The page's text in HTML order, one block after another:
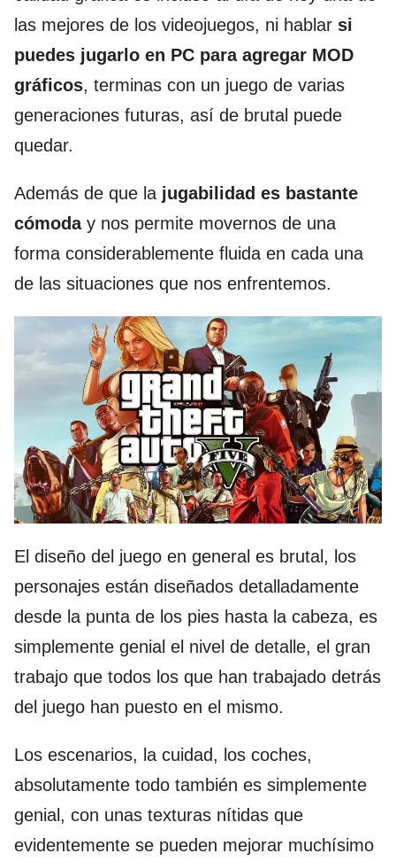
las mejores de los videojuegos, ni hablar si
puedes jugarlo en PC para agregar MOD
gráficos, terminas con un juego de varias
generaciones futuras, así de brutal puede
quedar.
Además de que la jugabilidad es bastante
cómoday nos permite movernos de una
forma considerablemente fluida en cada una
de las situaciones que nos enfrentemos.
El diseño del juego en general es brutal, los
personajes están diseñados detalladamente
desde la punta de los pies hasta la cabeza, es
simplemente genial el nivel de detalle, el gran
trabajo que todos los que han trabajado detrás
del juego han puesto en el mismo.
Los escenarios, la cuidad, los coches,
absolutamente todo también es simplemente
genial, con unas texturas nítidas que
evidentemente se pueden mejorar muchísimo